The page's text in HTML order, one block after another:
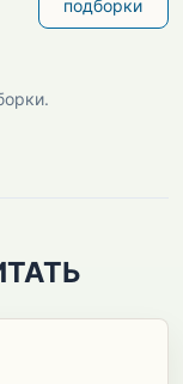
подборки